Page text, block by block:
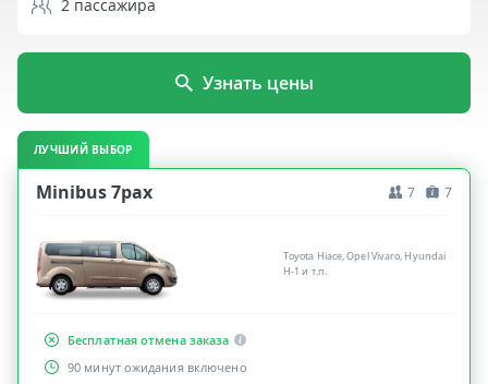
2 пассажира
Узнать цены
ЛУЧШИЙ ВЫБОР
Minibus 7pax 7 7
Toyota Hiace, Opel Vivaro, Hyundai
H-1 и т.п.
Бесплатная отмена заказа
90 минут ожидания включено